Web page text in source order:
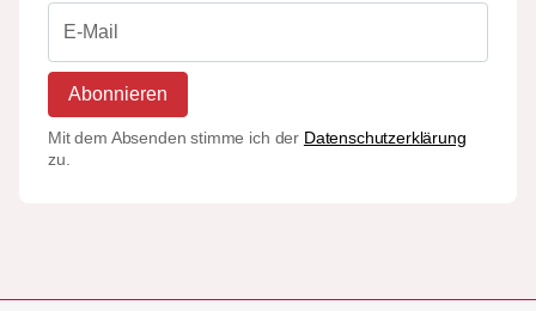
Abonnieren
Mit dem Absenden stimme ich der Datenschutzerklärung
zu.